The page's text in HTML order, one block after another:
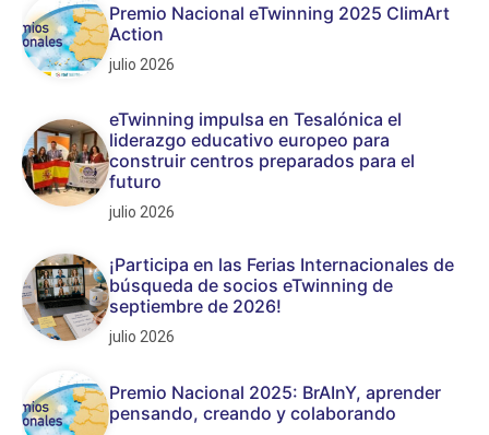
Premio Nacional eTwinning 2025 ClimArt
Action
julio 2026
eTwinning impulsa en Tesalónica el
liderazgo educativo europeo para
construir centros preparados para el
futuro
julio 2026
¡Participa en las Ferias Internacionales de
búsqueda de socios eTwinning de
septiembre de 2026!
julio 2026
Premio Nacional 2025: BrAInY, aprender
pensando, creando y colaborando